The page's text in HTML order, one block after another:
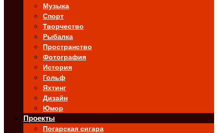
Музыка
Спорт
Творчество
Рыбалка
Пространство
Фотография
История
Гольф
Яхтинг
Дизайн
Юмор
Проекты
Погарская сигара